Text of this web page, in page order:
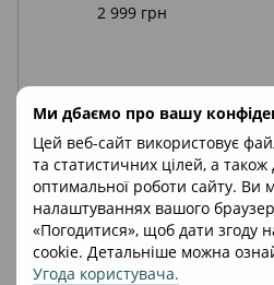
Ми дбаємо про вашу
Цей веб-сайт використовує
та статистичних цілей, а також
оптимальної роботи сайту. Ви
налаштуваннях вашого
«Погодитися», щоб дати згоду
cookie. Детальніше можна
Угода користувача.
2 999 грн
4 298
Опис